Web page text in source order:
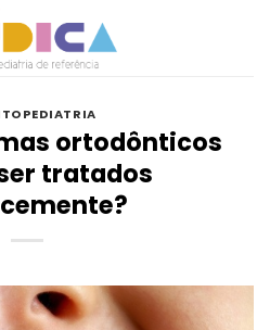
ortodônticos
tratados